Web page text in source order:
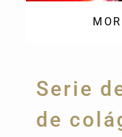
Serie
de